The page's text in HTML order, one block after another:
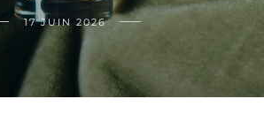
17 JUIN 2026